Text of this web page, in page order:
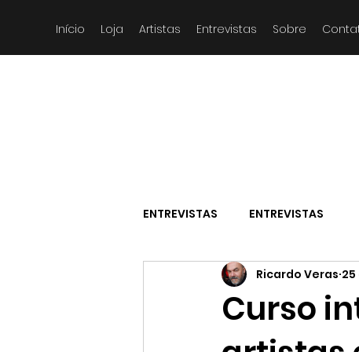
Início Loja Artistas Entrevistas Sobre
ENTREVISTAS ENTREVISTAS
Curso
Ricardo Veras